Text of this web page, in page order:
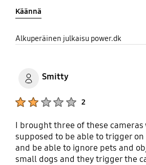
Käännä
Alkuperäinen julkaisu power.dk
Smitty
2
I brought three of these cameras
supposed to be able to trigger
and be able to ignore pets and
small dogs and they trigger the